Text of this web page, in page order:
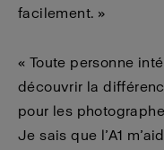
facilement. »
« Toute personne
découvrir la
pour les
Je sais que l’A1